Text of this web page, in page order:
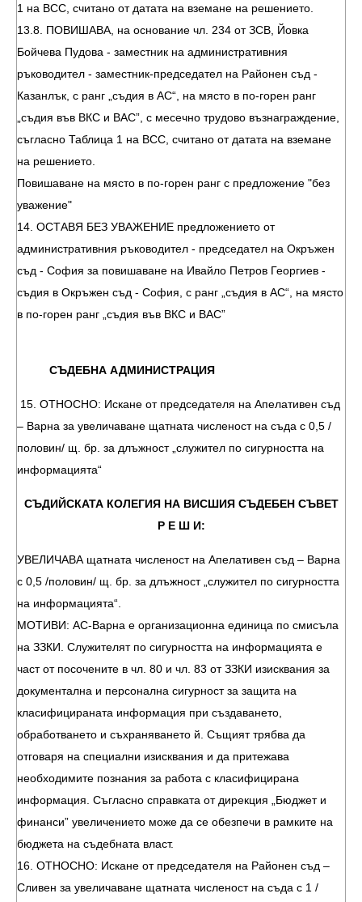
1 на ВСС, считано от датата на вземане на решението.
13.8. ПОВИШАВА, на основание чл. 234 от ЗСВ, Йовка
Бойчева Пудова - заместник на административния
ръководител - заместник-председател на Районен съд -
Казанлък, с ранг „съдия в АС“, на място в по-горен ранг
„съдия във ВКС и ВАС”, с месечно трудово възнаграждение,
съгласно Таблица 1 на ВСС, считано от датата на вземане
на решението.
Повишаване на място в по-горен ранг с предложение "без
уважение"
14. ОСТАВЯ БЕЗ УВАЖЕНИЕ предложението от
административния ръководител - председател на Окръжен
съд - София за повишаване на Ивайло Петров Георгиев -
съдия в Окръжен съд - София, с ранг „съдия в АС“, на място
в по-горен ранг „съдия във ВКС и ВАС”
СЪДЕБНА АДМИНИСТРАЦИЯ
15. ОТНОСНО: Искане от председателя на Апелативен съд
– Варна за увеличаване щатната численост на съда с 0,5 /
половин/ щ. бр. за длъжност „служител по сигурността на
информацията“
СЪДИЙСКАТА КОЛЕГИЯ НА ВИСШИЯ СЪДЕБЕН СЪВЕТ
Р Е Ш И:
УВЕЛИЧАВА щатната численост на Апелативен съд – Варна
с 0,5 /половин/ щ. бр. за длъжност „служител по сигурността
на информацията“.
МОТИВИ: АС-Варна е организационна единица по смисъла
на ЗЗКИ. Служителят по сигурността на информацията е
част от посочените в чл. 80 и чл. 83 от ЗЗКИ изисквания за
документална и персонална сигурност за защита на
класифицираната информация при създаването,
обработването и съхраняването й. Същият трябва да
отговаря на специални изисквания и да притежава
необходимите познания за работа с класифицирана
информация. Съгласно справката от дирекция „Бюджет и
финанси” увеличението може да се обезпечи в рамките на
бюджета на съдебната власт.
16. ОТНОСНО: Искане от председателя на Районен съд –
Сливен за увеличаване щатната численост на съда с 1 /